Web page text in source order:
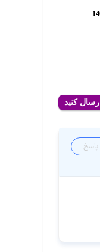
کنید
پاسخ